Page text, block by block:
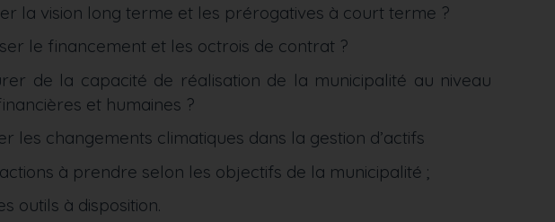
la vision long terme et les prérogatives à court terme ?
le financement et les octrois de contrat ?
de la capacité de réalisation de la municipalité au niveau
et humaines ?
les changements climatiques dans la gestion d’actifs
à prendre selon les objectifs de la municipalité ;
outils à disposition.